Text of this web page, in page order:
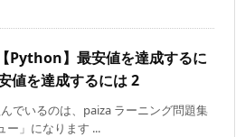
Python】最安値を達成するに
値を達成するには 2
でいるのは、paiza ラーニング問題集
ー」になります ...